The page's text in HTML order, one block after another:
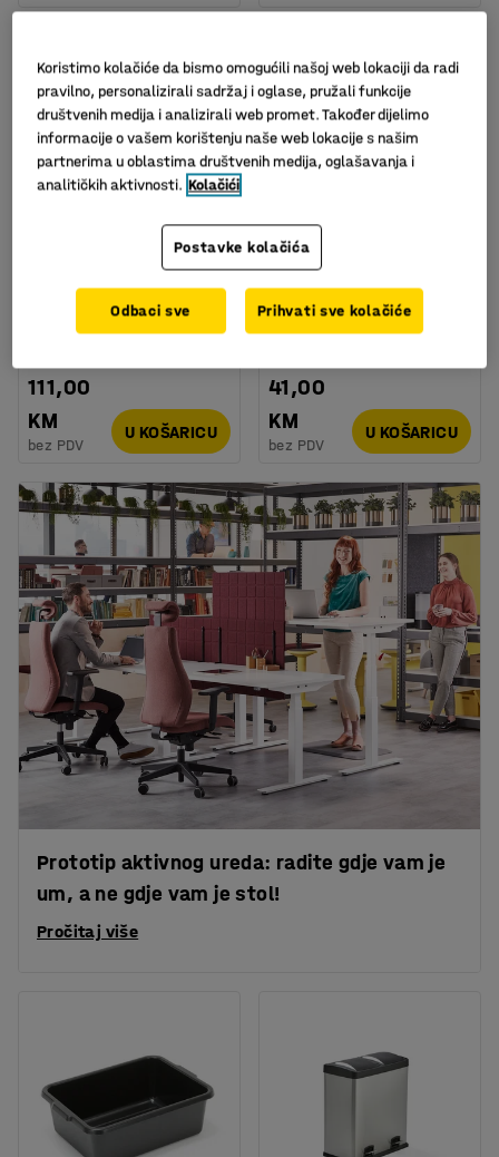
Kanta za sortiranje
otpada: 1 kanta: 30l
111,00
KM
bez PDV
U KOŠARICU
Dostupan u nekoliko opcija
Kutija za spremanje,
435x560x395 mm, 55 L,
bijela
41,00
KM
bez PDV
U KOŠARICU
Prototip aktivnog ureda: radite gdje vam je
um, a ne gdje vam je stol!
Pročitaj više
Koristimo kolačiće da bismo omogućili našoj web lokaciji da radi
pravilno, personalizirali sadržaj i oglase, pružali funkcije
društvenih medija i analizirali web promet. Također dijelimo
informacije o vašem korištenju naše web lokacije s našim
partnerima u oblastima društvenih medija, oglašavanja i
analitičkih aktivnosti. Kolačići
Postavke kolačića
Odbaci sve Prihvati sve kolačiće